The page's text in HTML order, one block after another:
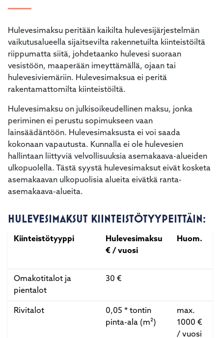
Hulevesimaksu peritään kaikilta hulevesijärjestelmän
vaikutusalueella sijaitsevilta rakennetuilta kiinteistöiltä
riippumatta siitä, johdetaanko hulevesi suoraan
vesistöön, maaperään imeyttämällä, ojaan tai
hulevesiviemäriin. Hulevesimaksua ei peritä
rakentamattomilta kiinteistöiltä.
Hulevesimaksu on julkisoikeudellinen maksu, jonka
periminen ei perustu sopimukseen vaan
lainsäädäntöön. Hulevesimaksusta ei voi saada
kokonaan vapautusta. Kunnalla ei ole hulevesien
hallintaan liittyviä velvollisuuksia asemakaava-alueiden
ulkopuolella. Tästä syystä hulevesimaksut eivät kosketa
asemakaavan ulkopuolisia alueita eivätkä ranta-
asemakaava-alueita.
HULEVESIMAKSUT KIINTEISTÖTYYPEITTÄIN:
Kiinteistötyyppi
Hulevesimaksu
€ / vuosi
Huom.
Omakotitalot ja
pientalot
30 €
Rivitalot
0,05 * tontin
pinta-ala (m²)
max.
1000 €
/ vuosi